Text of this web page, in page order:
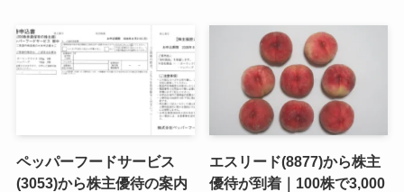
ペッパーフードサービス
(3053)から株主優待の案内
エスリード(8877)から株主
優待が到着｜100株で3,000